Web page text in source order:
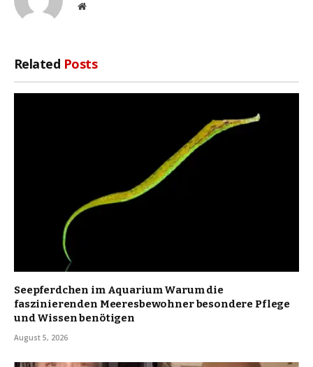
Website
Related Posts
Seepferdchen im Aquarium Warum die
faszinierenden Meeresbewohner besondere Pflege
und Wissen benötigen
August 5, 2026